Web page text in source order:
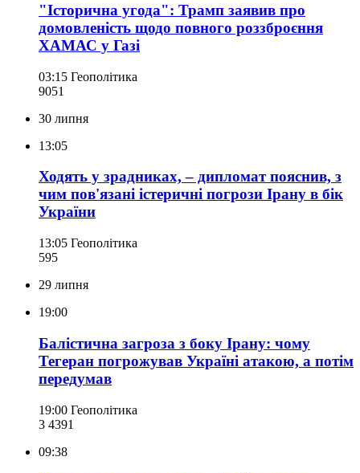
"Історична угода": Трамп заявив про
домовленість щодо повного роззброєння
ХАМАС у Газі
03:15 Геополітика
9051
30 липня
13:05
Ходять у зрадниках, – дипломат пояснив, з
чим пов'язані істеричні погрози Ірану в бік
України
13:05 Геополітика
595
29 липня
19:00
Балістична загроза з боку Ірану: чому
Тегеран погрожував Україні атакою, а потім
передумав
19:00 Геополітика
3 4391
09:38